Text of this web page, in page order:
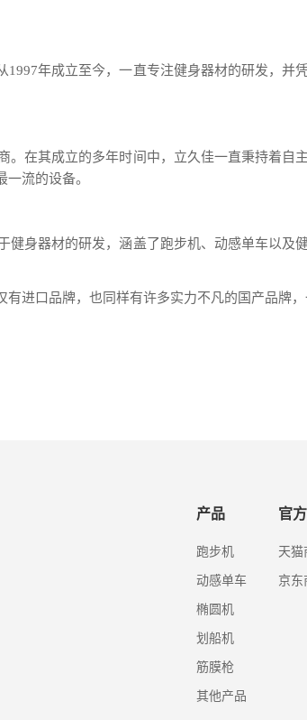
年成立至今，一直专注健身器材的研发，并
。在其成立的多年时间中，立久佳一直秉持着自
流的设备。
健身器材的研发，涵盖了跑步机、动感单车以及
进口品牌，也同样有许多实力不凡的国产品牌，
产品
跑步机
动感单车
椭圆机
划船机
筋膜枪
其他产品
官
天猫
京东